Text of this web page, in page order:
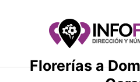
Florerías a